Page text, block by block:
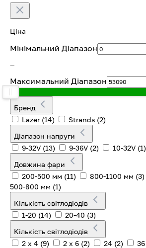
Ціна
Мінімальний Діапазон
—
Максимальний Діапазон
Бренд
Lazer (14) Strands (2)
Діапазон напруги
9-32V (13) 9-36V (2) 10-32V (1)
Довжина фари
200-500 мм (11) 800-1100 мм (3)
500-800 мм (1)
Кількість світлодіодів
1-20 (14) 20-40 (3)
Кількість світлодіодів
2 x 4 (9) 2 x 6 (2) 24 (2) 36